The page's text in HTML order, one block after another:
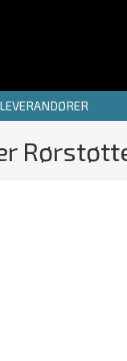
LEVERANDØRER